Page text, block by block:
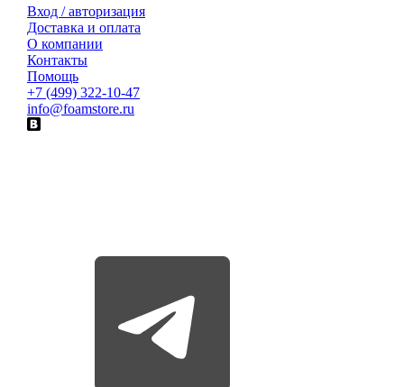
Вход / авторизация
Доставка и оплата
О компании
Контакты
Помощь
+7 (499) 322-10-47
info@foamstore.ru